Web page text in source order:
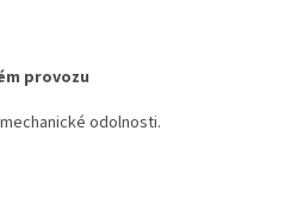
provozu
odolnosti.